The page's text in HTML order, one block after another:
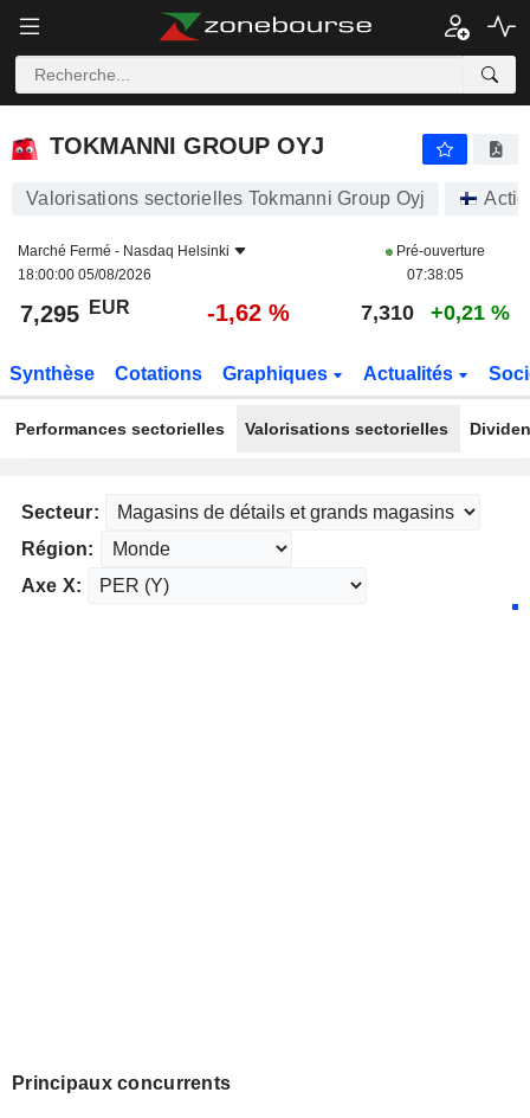
TOKMANNI GROUP OYJ
TOKMANNI GROUP OYJ
Valorisations sectorielles Tokmanni Group Oyj
Marché Fermé - Nasdaq Helsinki
18:00:00 05/08/2026
Pré-ouverture
07:38:05
7,295 EUR -1,62 % 7,310 +0,21 %
Synthèse Cotations Graphiques Actualités
Performances sectorielles Valorisations sectorielles
Secteur:
Région:
Axe X:
Principaux concurrents